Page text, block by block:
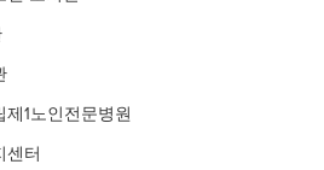
1노인전문병원
센터